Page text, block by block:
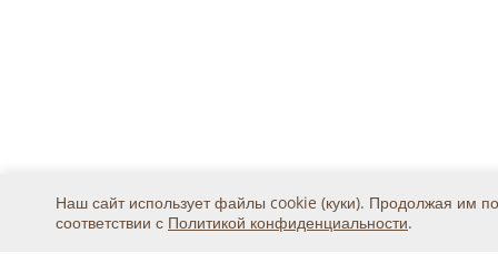
Наш сайт использует файлы cookie (куки). Продолжая им
соответствии с Политикой конфиденциальности.